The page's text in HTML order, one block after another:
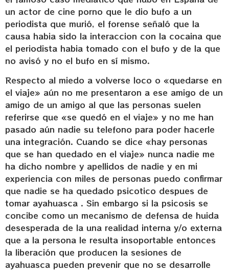
un actor de cine porno que le dio bufo a un
periodista que murió, el forense señaló que la
causa habia sido la interaccion con la cocaina que
el periodista habia tomado con el bufo y de la que
no avisó y no el bufo en sí mismo.
Respecto al miedo a volverse loco o «quedarse en
el viaje» aún no me presentaron a ese amigo de un
amigo de un amigo al que las personas suelen
referirse que «se quedó en el viaje» y no me han
pasado aún nadie su telefono para poder hacerle
una integración. Cuando se dice «hay personas
que se han quedado en el viaje» nunca nadie me
ha dicho nombre y apellidos de nadie y en mi
experiencia con miles de personas puedo confirmar
que nadie se ha quedado psicotico despues de
tomar ayahuasca . Sin embargo si la psicosis se
concibe como un mecanismo de defensa de huida
desesperada de la una realidad interna y/o externa
que a la persona le resulta insoportable entonces
la liberación que producen la sesiones de
ayahuasca pueden prevenir que no se desarrolle